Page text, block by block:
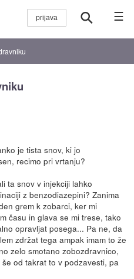
☰
je tista snov, ki jo
recimo pri vrtanju?
ta snov v injekciji lahko
z benzodiazepini? Zanima
grem k zobarci, ker mi
času in glava se mi trese, tako
opravljat posega... Pa ne, da
zdržat tega ampak imam to že
zelo smotano zobozdravnico,
od takrat to v podzavesti, pa